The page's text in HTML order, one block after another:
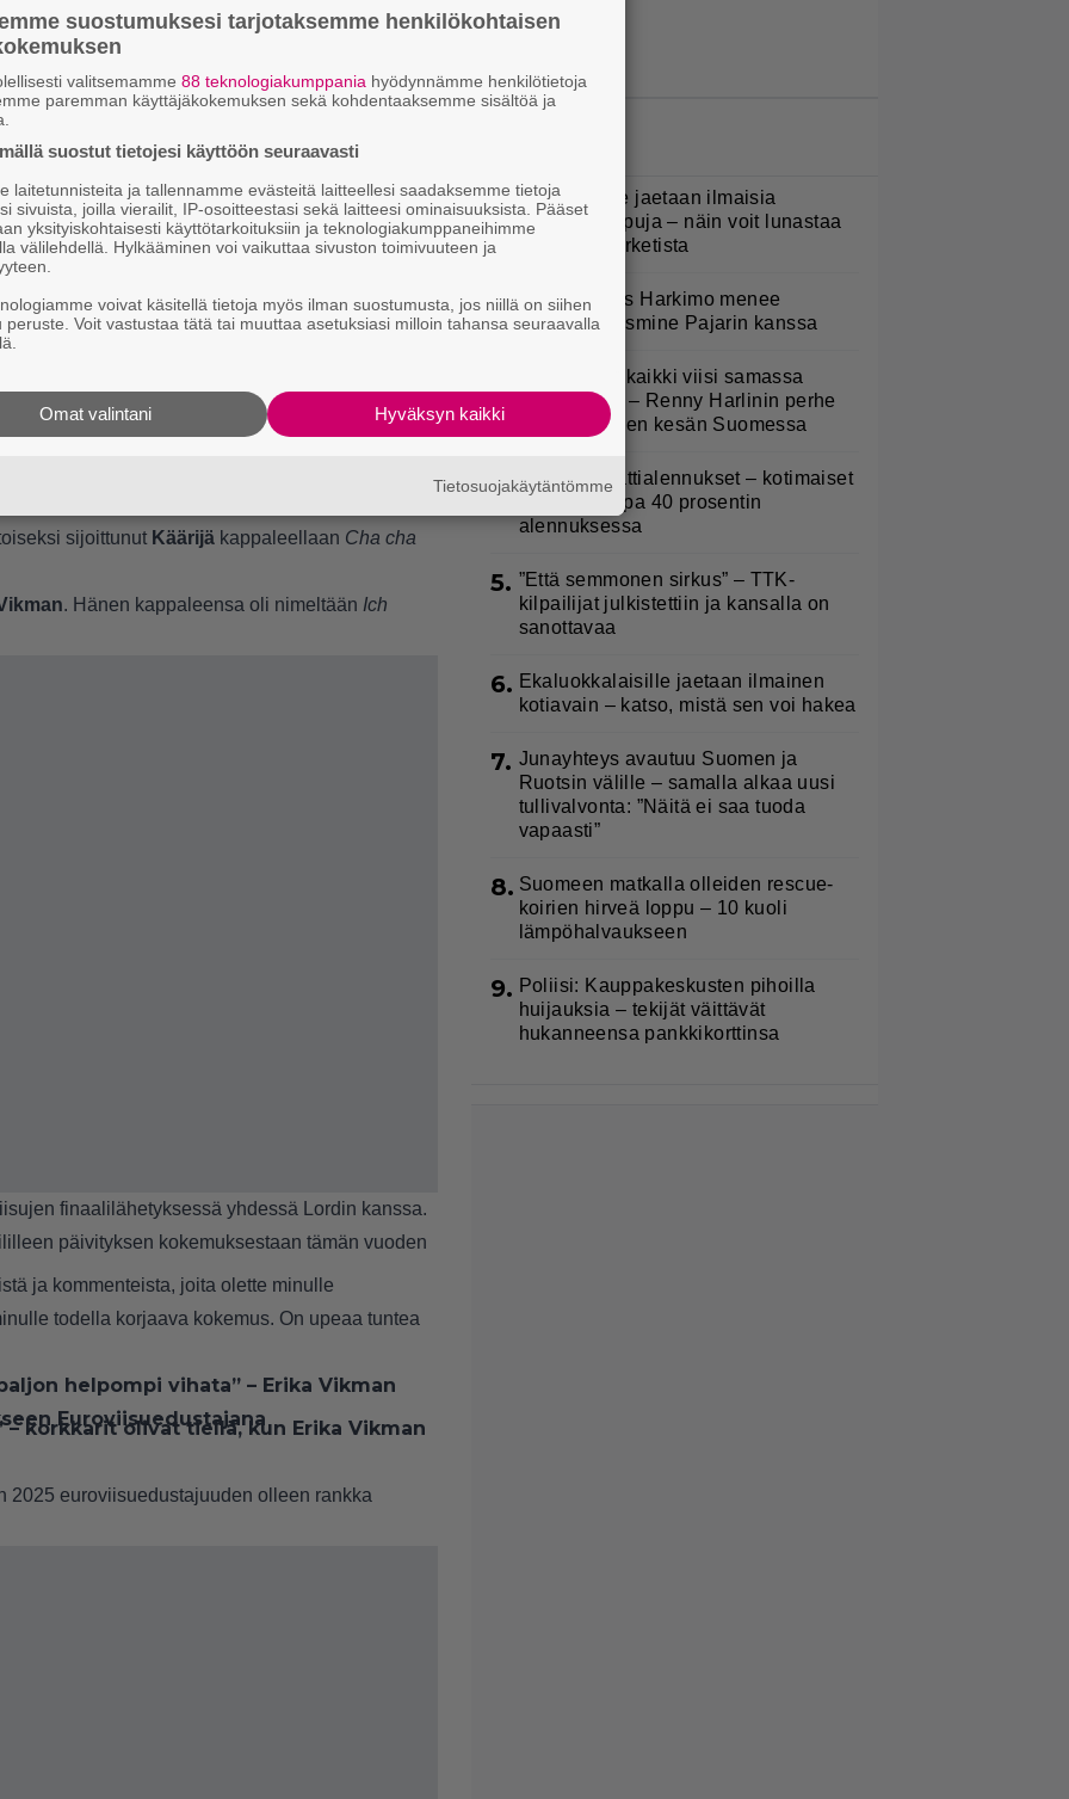
– Erika Vikman julkaisi yhteiskuvia
sijoittunut Käärijä kappaleellaan Cha cha
. Hänen kappaleensa oli nimeltään Ich
finaalilähetyksessä yhdessä Lordin kanssa.
päivityksen kokemuksestaan tämän vuoden
ja kommenteista, joita olette minulle
todella korjaava kokemus. On upeaa tuntea
helpompi vihata” – Erika Vikman
Euroviisuedustajana
– korkkarit olivat tiellä, kun Erika Vikman
2025 euroviisuedustajuuden olleen rankka
1. Koululaisille jaetaan ilmaisia
heijastinreppuja – näin voit lunastaa
omasi S-marketista
2.
Uuno: Hjallis Harkimo menee
naimisiin Jasmine Pajarin kanssa
”Nukuimme kaikki viisi samassa
huoneessa” – Renny Harlinin perhe
vietti unelmien kesän Suomessa
4. Lidl aloitti jättialennukset – kotimaiset
kasvikset jopa 40 prosentin
alennuksessa
5. ”Että semmonen sirkus” – TTK-
kilpailijat julkistettiin ja kansalla on
sanottavaa
6. Ekaluokkalaisille jaetaan ilmainen
kotiavain – katso, mistä sen voi hakea
7. Junayhteys avautuu Suomen ja
Ruotsin välille – samalla alkaa uusi
tullivalvonta: ”Näitä ei saa tuoda
vapaasti”
8. Suomeen matkalla olleiden rescue-
koirien hirveä loppu – 10 kuoli
lämpöhalvaukseen
9. Poliisi: Kauppakeskusten pihoilla
huijauksia – tekijät väittävät
hukanneensa pankkikorttinsa
suostumuksesi tarjotaksemme henkilökohtaisen
valitsemamme 88 teknologiakumppania hyödynnämme henkilötietoja
paremman käyttäjäkokemuksen sekä kohdentaaksemme sisältöä ja
suostut tietojesi käyttöön seuraavasti
laitetunnisteita ja tallennamme evästeitä laitteellesi saadaksemme tietoja
sivuista, joilla vierailit, IP-osoitteestasi sekä laitteesi ominaisuuksista. Pääset
yksityiskohtaisesti käyttötarkoituksiin ja teknologiakumppaneihimme
välilehdellä. Hylkääminen voi vaikuttaa sivuston toimivuuteen ja
voivat käsitellä tietoja myös ilman suostumusta, jos niillä on siihen
peruste. Voit vastustaa tätä tai muuttaa asetuksiasi milloin tahansa seuraavalla
Hyväksyn kaikki
Omat valintani
Tietosuojakäytäntömme